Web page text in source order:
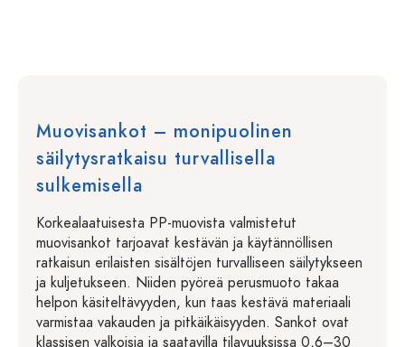
Muovisankot – monipuolinen
säilytysratkaisu turvallisella
sulkemisella
Korkealaatuisesta PP-muovista valmistetut
muovisankot tarjoavat kestävän ja käytännöllisen
ratkaisun erilaisten sisältöjen turvalliseen säilytykseen
ja kuljetukseen. Niiden pyöreä perusmuoto takaa
helpon käsiteltävyyden, kun taas kestävä materiaali
varmistaa vakauden ja pitkäikäisyyden. Sankot ovat
klassisen valkoisia ja saatavilla tilavuuksissa 0,6–30